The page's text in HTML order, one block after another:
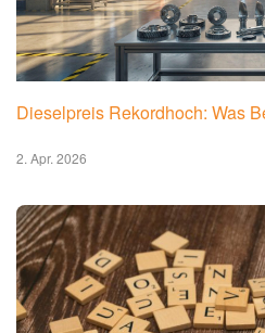
Dieselpreis Rekordhoch: Was
2. Apr. 2026